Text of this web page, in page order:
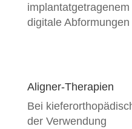
digitale
Aligner-Therapien
Bei
der Verwendung